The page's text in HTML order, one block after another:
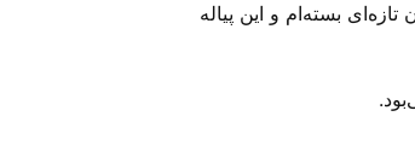
تازه‌ای بسته‌‌ام و این پیاله